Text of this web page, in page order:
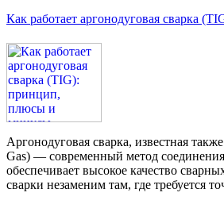
Как работает аргонодуговая сварка
Аргонодуговая сварка, известная
Gas) — современный метод
обеспечивает высокое качество
сварки незаменим там, где требуется